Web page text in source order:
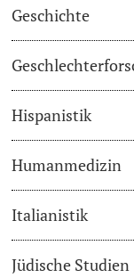
Student
Funding
Career
Social
Geschichte
Hispanistik
Humanmedizin
Italianistik
Jüdische Studien